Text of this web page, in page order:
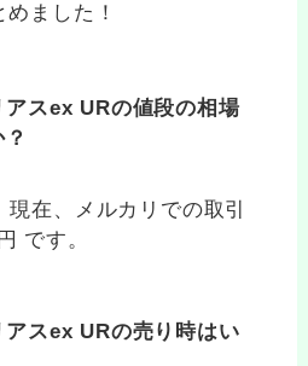
ました！
アスex URの値段の相場
在、メルカリでの取引
です。
スex URの売り時はい